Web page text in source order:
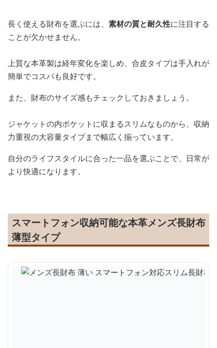
長く使える財布を選ぶには、 素材の質と耐久性に注目する
ことが欠かせません。
上質な本革製は経年変化を楽しめ、合皮タイプは手入れが
簡単でコスパも良好です。
また、財布のサイズ感もチェックしておきましょう。
ジャケットの内ポケットに収まるスリムなものから、収納
力重視の大容量タイプまで幅広く揃っています。
自分のライフスタイルに合った一品を選ぶことで、日常が
より快適になります。
スマートフォン収納可能な本革メンズ長財布
薄型タイプ